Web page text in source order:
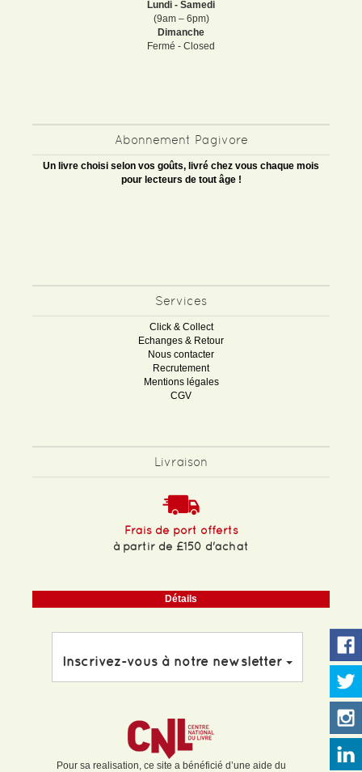
Lundi - Samedi
(9am – 6pm)
Dimanche
Fermé - Closed
Abonnement Pagivore
Un livre choisi selon vos goûts, livré chez vous chaque mois
pour lecteurs de tout âge !
Services
Click & Collect
Echanges & Retour
Nous contacter
Recrutement
Mentions légales
CGV
Livraison
Frais de port offerts
à partir de £150 d'achat
Détails
Inscrivez-vous à notre newsletter
Pour sa realisation, ce site a bénéficié d’une aide du